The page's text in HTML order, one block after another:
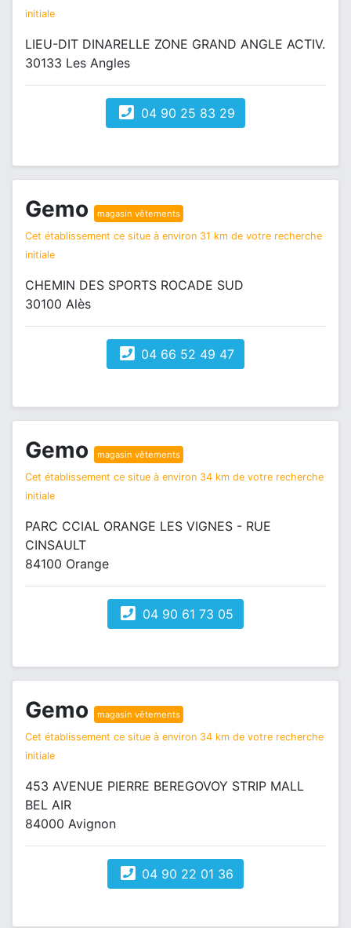
initiale
LIEU-DIT DINARELLE ZONE GRAND ANGLE ACTIV.
30133 Les Angles
04 90 25 83 29
Gemo magasin vêtements
Cet établissement ce situe à environ 31 km de votre recherche
initiale
CHEMIN DES SPORTS ROCADE SUD
30100 Alès
04 66 52 49 47
Gemo magasin vêtements
Cet établissement ce situe à environ 34 km de votre recherche
initiale
PARC CCIAL ORANGE LES VIGNES - RUE
CINSAULT
84100 Orange
04 90 61 73 05
Gemo magasin vêtements
Cet établissement ce situe à environ 34 km de votre recherche
initiale
453 AVENUE PIERRE BEREGOVOY STRIP MALL
BEL AIR
84000 Avignon
04 90 22 01 36